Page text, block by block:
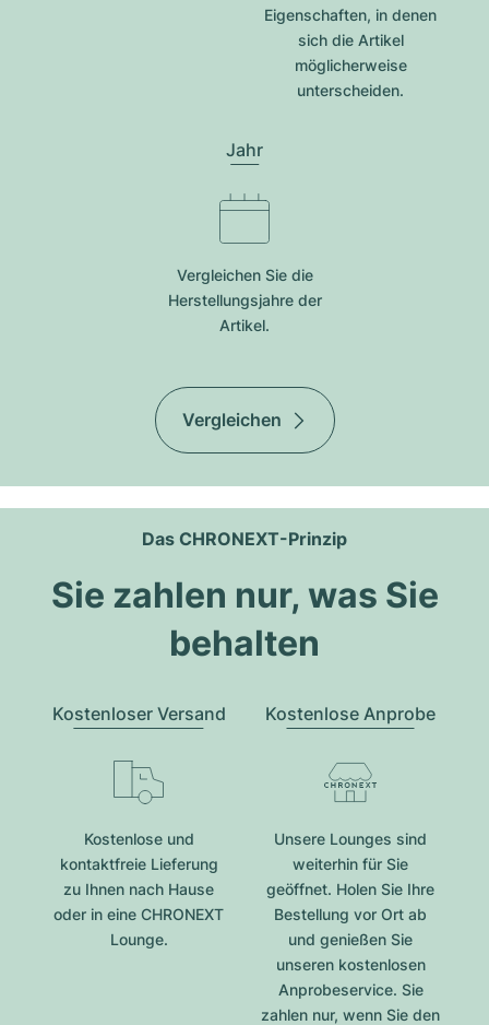
Eigenschaften, in denen
sich die Artikel
möglicherweise
unterscheiden.
Jahr
Vergleichen Sie die
Herstellungsjahre der
Artikel.
Vergleichen
Das CHRONEXT-Prinzip
Sie zahlen nur, was Sie
behalten
Kostenloser Versand
Kostenlose und
kontaktfreie Lieferung
zu Ihnen nach Hause
oder in eine CHRONEXT
Lounge.
Kostenlose Anprobe
Unsere Lounges sind
weiterhin für Sie
geöffnet. Holen Sie Ihre
Bestellung vor Ort ab
und genießen Sie
unseren kostenlosen
Anprobeservice. Sie
zahlen nur, wenn Sie den